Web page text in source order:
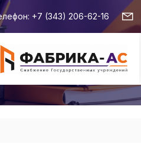
+7 (343) 206-62-16